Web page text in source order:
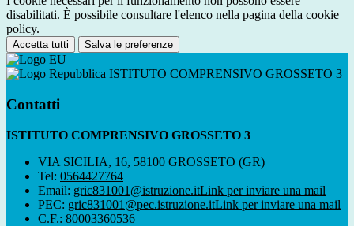
disabilitati. È possibile consultare l'elenco nella pagina della cookie
policy.
Accetta tutti Salva le preferenze
ISTITUTO COMPRENSIVO GROSSETO 3
Contatti
ISTITUTO COMPRENSIVO GROSSETO 3
VIA SICILIA, 16, 58100 GROSSETO (GR)
Tel: 0564427764
Email: gric831001@istruzione.itLink per inviare una mail
PEC: gric831001@pec.istruzione.itLink per inviare una mail
C.F.: 80003360536